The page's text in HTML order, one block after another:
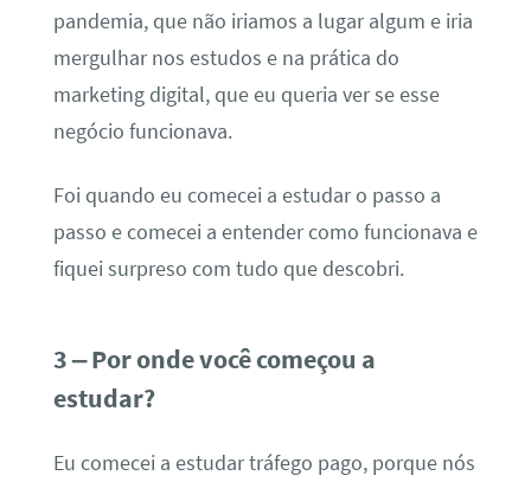
pandemia, que não iriamos a lugar algum e iria
mergulhar nos estudos e na prática do
marketing digital, que eu queria ver se esse
negócio funcionava.
Foi quando eu comecei a estudar o passo a
passo e comecei a entender como funcionava e
fiquei surpreso com tudo que descobri.
3 – Por onde você começou a
estudar?
Eu comecei a estudar tráfego pago, porque nós